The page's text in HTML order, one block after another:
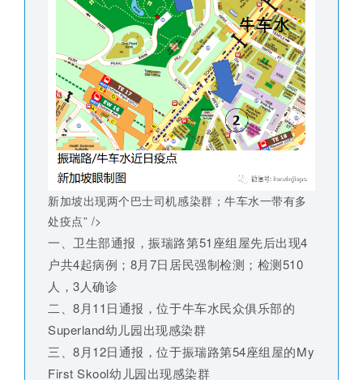
新加坡出现两个巴士司机感染群；牛车水一带有多
处疫点” />
一、卫生部通报，振瑞路第51座组屋先后出现4
户共4起病例；8月7日居民强制检测；检测510
人，3人确诊
二、8月11日通报，位于牛车水民众俱乐部的
Superland幼儿园出现感染群
三、8月12日通报，位于振瑞路第54座组屋的My
First Skool幼儿园出现感染群